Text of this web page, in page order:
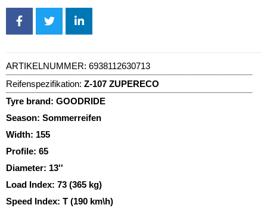
ARTIKELNUMMER: 6938112630713
Reifenspezifikation: Z-107 ZUPERECO
Tyre brand: GOODRIDE
Season: Sommerreifen
Width: 155
Profile: 65
Diameter: 13''
Load Index: 73 (365 kg)
Speed Index: T (190 km\h)